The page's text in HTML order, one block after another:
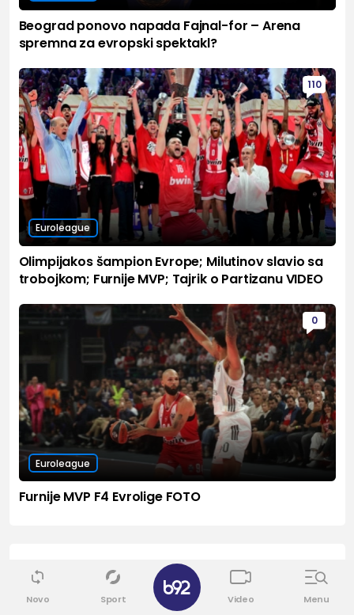
Beograd ponovo napada Fajnal-for – Arena
spremna za evropski spektakl?
110
Euroleague
Olimpijakos šampion Evrope; Milutinov slavio sa
trobojkom; Furnije MVP; Tajrik o Partizanu VIDEO
0
Euroleague
Furnije MVP F4 Evrolige FOTO
Sport Vidi sve
Novo Sport Video Menu
✕